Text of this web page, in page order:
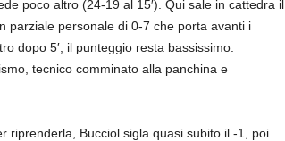
poco altro (24-19 al 15′). Qui sale in cattedra il
parziale personale di 0-7 che porta avanti i
dopo 5′, il punteggio resta bassissimo.
tecnico comminato alla panchina e
riprenderla, Bucciol sigla quasi subito il -1, poi